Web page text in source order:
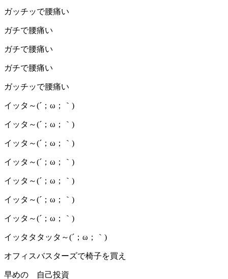
ガッチッで腰痛い
ガチで腰痛い
ガチで腰痛い
ガチで腰痛い
ガッチッで腰痛い
イッタ～(´；ω；｀)
イッタ～(´；ω；｀)
イッタ～(´；ω；｀)
イッタ～(´；ω；｀)
イッタ～(´；ω；｀)
イッタ～(´；ω；｀)
イッタ～(´；ω；｀)
イッタタタッタ～(´；ω；｀)
オフィスバスターズで椅子を買え
早めの 自己投資